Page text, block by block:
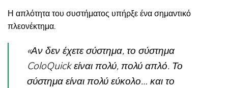
Η απλότητα του συστήματος υπήρξε ένα σημαντικό
πλεονέκτημα.
«Αν δεν έχετε σύστημα, το σύστημα
ColoQuick είναι πολύ, πολύ απλό. Το
σύστημα είναι πολύ εύκολο… και το